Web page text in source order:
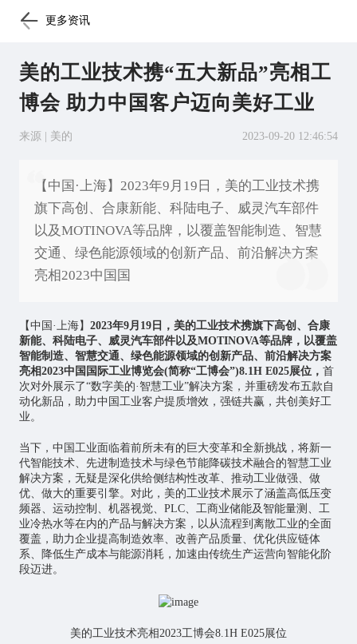
更多资讯
美的工业技术携“五大新品”亮相工
博会 助力中国客户迈向美好工业
来源 | 美的 2023-09-20 12:46:54
【中国·上海】2023年9月19日，美的工业技术携
旗下高创、合康新能、科陆电子、威灵汽车部件
以及MOTINOVA等品牌，以覆盖智能制造、智慧
交通、绿色能源领域的创新产品、前沿解决方案
亮相2023中国国
【中国·上海】 2023年9月19日，美的工业技术携旗下高创、合康
新能、科陆电子、威灵汽车部件以及MOTINOVA等品牌，以覆盖
智能制造、智慧交通、绿色能源领域的创新产品、前沿解决方案
亮相2023中国国际工业博览会(简称“工博会”)8.1H E025展位， 首
次对外展示了“数字美的·智慧工业”解决方案，并重磅发布五款自
动化新品，助力中国工业客户提质增效，强链共赢，共创美好工
业。
当下，中国工业面临着前所未有的巨大变革和全新挑战，将新一
代智能技术、先进制造技术与绿色节能降碳技术融合的智慧工业
解决方案，无疑是深化供给侧结构性改革、推动工业做强、做
优、做大的重要引擎。对此，美的工业技术展示了涵盖高低压变
频器、运动控制、机器视觉、PLC、工商业储能及智能量测、工
业冷热水等在内的产品与解决方案，以从流程到离散工业的全面
覆盖，助力企业提高制造效率、改善产品质量、优化供应链体
系、降低生产成本与能源消耗，加速由传统生产运营向智能化阶
段迈进。
美的工业技术亮相2023工博会8.1H E025展位